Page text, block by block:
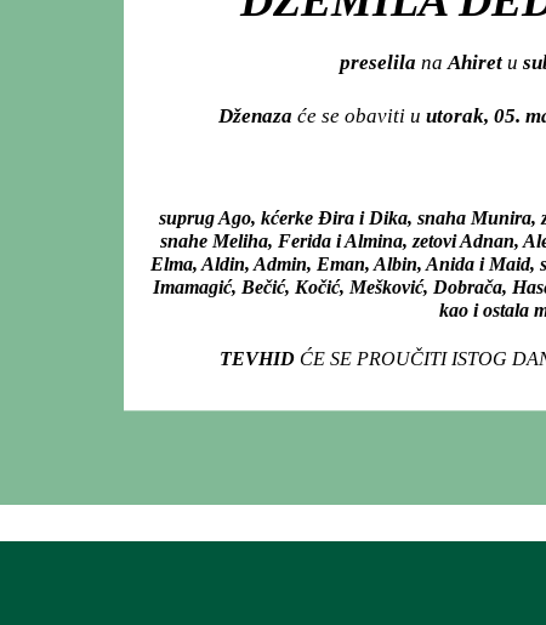
preselila na Ahiret u
Dženaza će se obaviti u utorak, 05.
suprug Ago, kćerke Đira i Dika, snaha Munira,
snahe Meliha, Ferida i Almina, zetovi Adnan,
Elma, Aldin, Admin, Eman, Albin, Anida i Maid,
Imamagić, Bečić, Kočić, Mešković, Dobrača,
kao i ostala
TEVHIDĆE SE PROUČITI ISTOG